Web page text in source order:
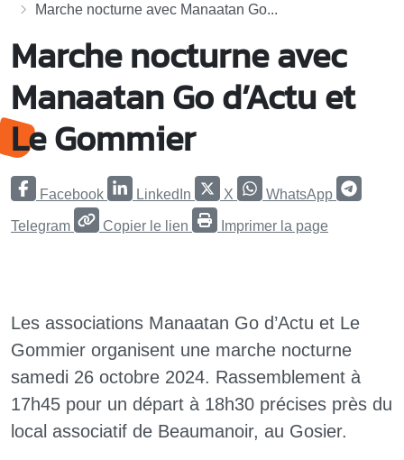
Marche nocturne avec Manaatan Go...
Marche nocturne avec
Manaatan Go d’Actu et
Le Gommier
Facebook LinkedIn X WhatsApp
Telegram Copier le lien Imprimer la page
Les associations Manaatan Go d’Actu et Le
Gommier organisent une marche nocturne
samedi 26 octobre 2024. Rassemblement à
17h45 pour un départ à 18h30 précises près du
local associatif de Beaumanoir, au Gosier.